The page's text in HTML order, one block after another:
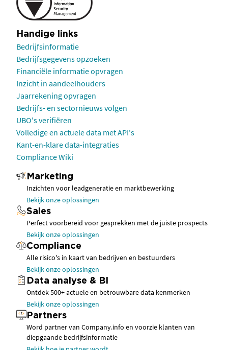
Handige links
Bedrijfsinformatie
Bedrijfsgegevens opzoeken
Financiële informatie opvragen
Inzicht in aandeelhouders
Jaarrekening opvragen
Bedrijfs- en sectornieuws volgen
UBO's verifiëren
Volledige en actuele data met API's
Kant-en-klare data-integraties
Compliance Wiki
Marketing
Inzichten voor leadgeneratie en marktbewerking
Bekijk onze oplossingen
Sales
Perfect voorbereid voor gesprekken met de juiste prospects
Bekijk onze oplossingen
Compliance
Alle risico's in kaart van bedrijven en bestuurders
Bekijk onze oplossingen
Data analyse & BI
Ontdek 500+ actuele en betrouwbare data kenmerken
Bekijk onze oplossingen
Partners
Word partner van Company.info en voorzie klanten van
diepgaande bedrijfsinformatie